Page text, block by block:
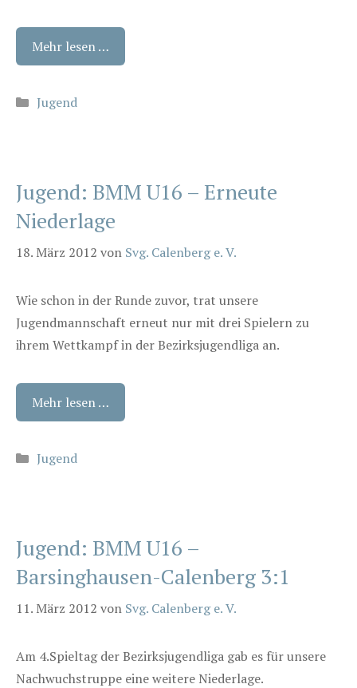
Mehr lesen …
Kategorien
Jugend
Jugend: BMM U16 – Erneute
Niederlage
18. März 2012 von Svg. Calenberg e. V.
Wie schon in der Runde zuvor, trat unsere
Jugendmannschaft erneut nur mit drei Spielern zu
ihrem Wettkampf in der Bezirksjugendliga an.
Mehr lesen …
Kategorien
Jugend
Jugend: BMM U16 –
Barsinghausen-Calenberg 3:1
11. März 2012 von Svg. Calenberg e. V.
Am 4.Spieltag der Bezirksjugendliga gab es für unsere
Nachwuchstruppe eine weitere Niederlage.